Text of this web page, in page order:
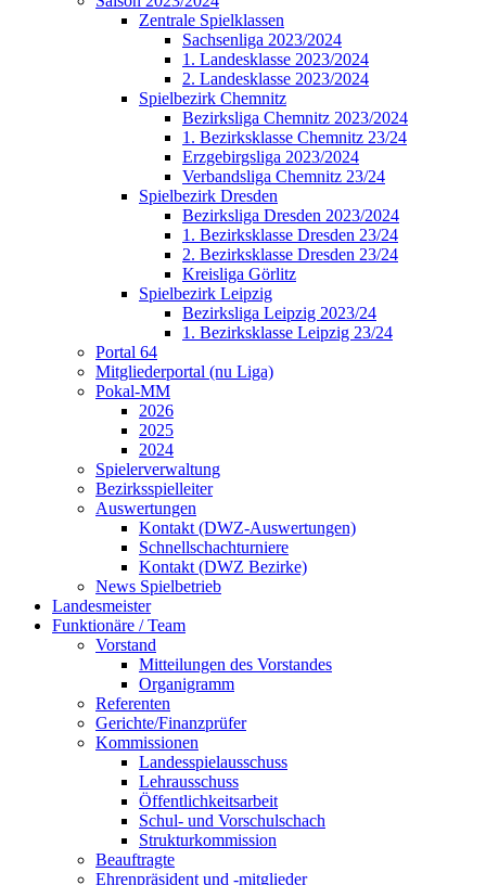
Zentrale Spielklassen
Sachsenliga 2023/2024
1. Landesklasse 2023/2024
2. Landesklasse 2023/2024
Spielbezirk Chemnitz
Bezirksliga Chemnitz 2023/2024
1. Bezirksklasse Chemnitz 23/24
Erzgebirgsliga 2023/2024
Verbandsliga Chemnitz 23/24
Spielbezirk Dresden
Bezirksliga Dresden 2023/2024
1. Bezirksklasse Dresden 23/24
2. Bezirksklasse Dresden 23/24
Kreisliga Görlitz
Spielbezirk Leipzig
Bezirksliga Leipzig 2023/24
1. Bezirksklasse Leipzig 23/24
Portal 64
Mitgliederportal (nu Liga)
Pokal-MM
2026
2025
2024
Spielerverwaltung
Bezirksspielleiter
Auswertungen
Kontakt (DWZ-Auswertungen)
Schnellschachturniere
Kontakt (DWZ Bezirke)
News Spielbetrieb
Landesmeister
Funktionäre / Team
Vorstand
Mitteilungen des Vorstandes
Organigramm
Referenten
Gerichte/Finanzprüfer
Kommissionen
Landesspielausschuss
Lehrausschuss
Öffentlichkeitsarbeit
Schul- und Vorschulschach
Strukturkommission
Beauftragte
Ehrenpräsident und -mitglieder